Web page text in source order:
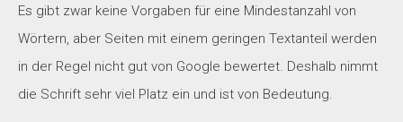
Es gibt zwar keine Vorgaben für eine Mindestanzahl von
Wörtern, aber Seiten mit einem geringen Textanteil werden
in der Regel nicht gut von Google bewertet. Deshalb nimmt
die Schrift sehr viel Platz ein und ist von Bedeutung.